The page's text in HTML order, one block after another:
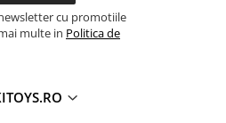
cu promotiile
multe in Politica de